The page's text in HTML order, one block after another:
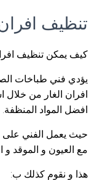
تنظيف
كيف يمكن تنظيف
يؤدي فني طباخات
افران الغار من خلال
افضل المواد المنظفة.
حيث يعمل الفني على
مع العيون و الموقد و
هذا و نقوم كذلك ب: